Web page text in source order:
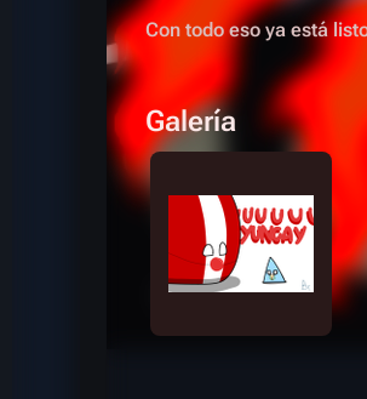
Con todo eso ya está
Galería